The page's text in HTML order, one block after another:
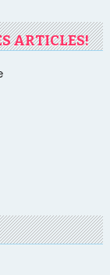
ARTICLES!